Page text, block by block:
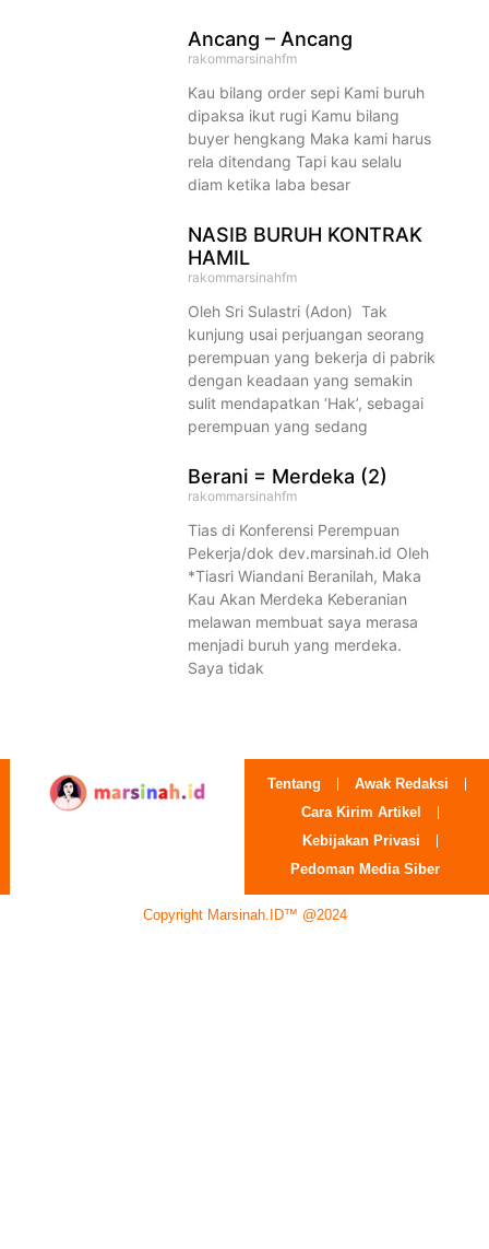
Ancang – Ancang
rakommarsinahfm
Kau bilang order sepi Kami buruh
dipaksa ikut rugi Kamu bilang
buyer hengkang Maka kami harus
rela ditendang Tapi kau selalu
diam ketika laba besar
NASIB BURUH KONTRAK
HAMIL
rakommarsinahfm
Oleh Sri Sulastri (Adon) Tak
kunjung usai perjuangan seorang
perempuan yang bekerja di pabrik
dengan keadaan yang semakin
sulit mendapatkan ‘Hak’, sebagai
perempuan yang sedang
Berani = Merdeka (2)
rakommarsinahfm
Tias di Konferensi Perempuan
Pekerja/dok dev.marsinah.id Oleh
*Tiasri Wiandani Beranilah, Maka
Kau Akan Merdeka Keberanian
melawan membuat saya merasa
menjadi buruh yang merdeka.
Saya tidak
Tentang
Awak Redaksi
Cara Kirim Artikel
Kebijakan Privasi
Pedoman Media Siber
Copyright Marsinah.ID™ @2024